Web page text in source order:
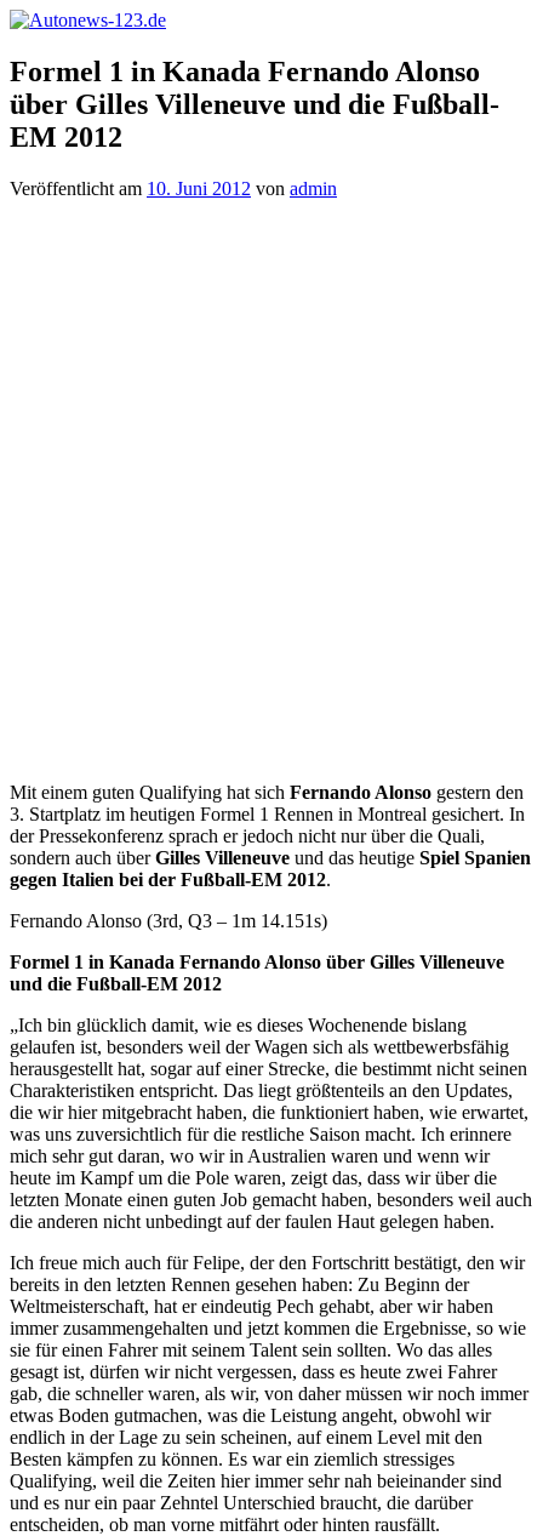
Zum
springen
Autonews-
123.de
Autonews
mit
Charme
Formel 1 in Kanada Fernando Alonso
über Gilles Villeneuve und die Fußball-
EM 2012
Veröffentlicht am 10. Juni 2012 von admin
Mit einem guten Qualifying hat sich Fernando Alonso gestern den
3. Startplatz im heutigen Formel 1 Rennen in Montreal gesichert. In
der Pressekonferenz sprach er jedoch nicht nur über die Quali,
sondern auch überGilles Villeneuve und das heutige Spiel Spanien
gegen Italien bei der Fußball-EM 2012.
Fernando Alonso (3rd, Q3 – 1m 14.151s)
Formel 1 in Kanada Fernando Alonso über Gilles Villeneuve
und die Fußball-EM 2012
„Ich bin glücklich damit, wie es dieses Wochenende bislang
gelaufen ist, besonders weil der Wagen sich als wettbewerbsfähig
herausgestellt hat, sogar auf einer Strecke, die bestimmt nicht seinen
Charakteristiken entspricht. Das liegt größtenteils an den Updates,
die wir hier mitgebracht haben, die funktioniert haben, wie erwartet,
was uns zuversichtlich für die restliche Saison macht. Ich erinnere
mich sehr gut daran, wo wir in Australien waren und wenn wir
heute im Kampf um die Pole waren, zeigt das, dass wir über die
letzten Monate einen guten Job gemacht haben, besonders weil auch
die anderen nicht unbedingt auf der faulen Haut gelegen haben.
Ich freue mich auch für Felipe, der den Fortschritt bestätigt, den wir
bereits in den letzten Rennen gesehen haben: Zu Beginn der
Weltmeisterschaft, hat er eindeutig Pech gehabt, aber wir haben
immer zusammengehalten und jetzt kommen die Ergebnisse, so wie
sie für einen Fahrer mit seinem Talent sein sollten. Wo das alles
gesagt ist, dürfen wir nicht vergessen, dass es heute zwei Fahrer
gab, die schneller waren, als wir, von daher müssen wir noch immer
etwas Boden gutmachen, was die Leistung angeht, obwohl wir
endlich in der Lage zu sein scheinen, auf einem Level mit den
Besten kämpfen zu können. Es war ein ziemlich stressiges
Qualifying, weil die Zeiten hier immer sehr nah beieinander sind
und es nur ein paar Zehntel Unterschied braucht, die darüber
entscheiden, ob man vorne mitfährt oder hinten rausfällt.